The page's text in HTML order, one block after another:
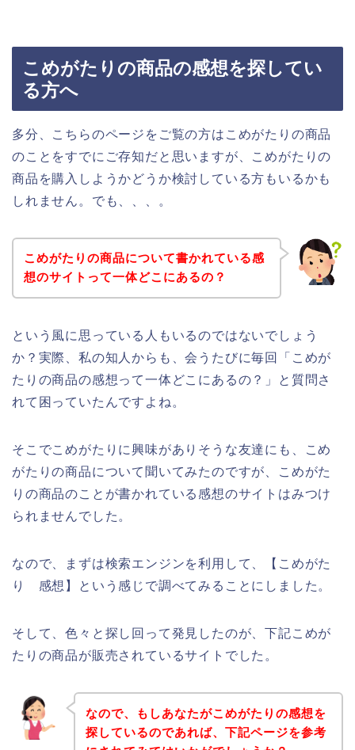
こめがたりの商品の感想を探してい
る方へ
多分、こちらのページをご覧の方はこめがたりの商品
のことをすでにご存知だと思いますが、こめがたりの
商品を購入しようかどうか検討している方もいるかも
しれません。でも、、、。
こめがたりの商品について書かれている感
想のサイトって一体どこにあるの？
という風に思っている人もいるのではないでしょう
か？実際、私の知人からも、会うたびに毎回「こめが
たりの商品の感想って一体どこにあるの？」と質問さ
れて困っていたんですよね。
そこでこめがたりに興味がありそうな友達にも、こめ
がたりの商品について聞いてみたのですが、こめがた
りの商品のことが書かれている感想のサイトはみつけ
られませんでした。
なので、まずは検索エンジンを利用して、【こめがた
り 感想】という感じで調べてみることにしました。
そして、色々と探し回って発見したのが、下記こめが
たりの商品が販売されているサイトでした。
なので、もしあなたがこめがたりの感想を
探しているのであれば、下記ページを参考